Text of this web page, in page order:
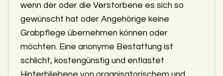
wenn der oder die Verstorbene es sich so
gewünscht hat oder Angehörige keine
Grabpflege übernehmen können oder
möchten. Eine anonyme Bestattung ist
schlicht, kostengünstig und entlastet